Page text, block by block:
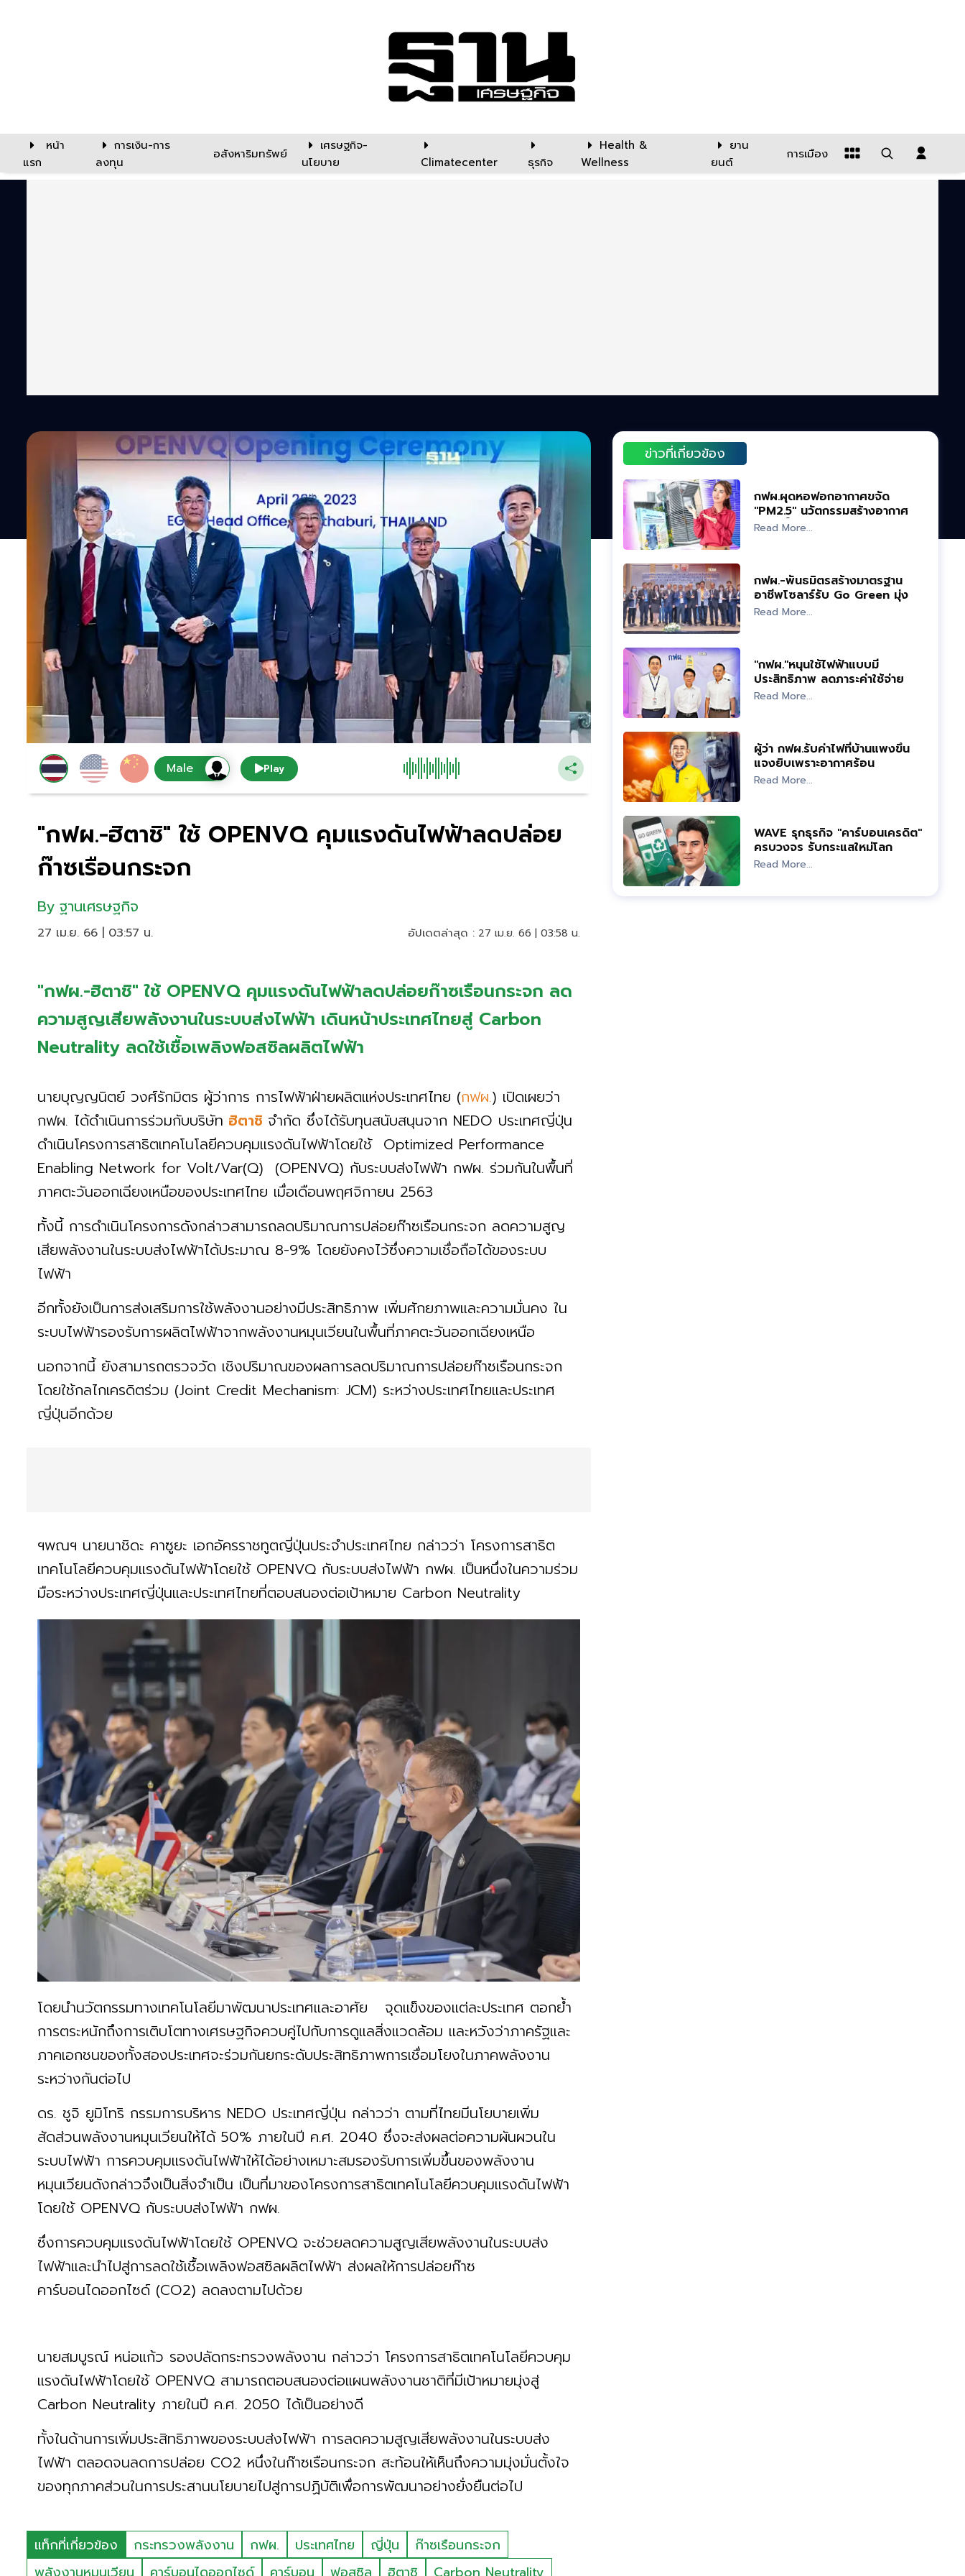
หน้า
แรก
การเงิน-การ
ลงทุน
อสังหาริมทรัพย์
เศรษฐกิจ-
นโยบาย
Climatecenter ธุรกิจ
Health &
Wellness
ยาน
ยนต์
การเมือง
Play
"กฟผ.-ฮิตาชิ" ใช้ OPENVQ คุมแรงดันไฟฟ้าลดปล่อย
ก๊าซเรือนกระจก
By ฐานเศรษฐกิจ
27 เม.ย. 66 | 03:57 น. อัปเดตล่าสุด : 27 เม.ย. 66 | 03:58 น.
"กฟผ.-ฮิตาชิ" ใช้ OPENVQ คุมแรงดันไฟฟ้าลดปล่อยก๊าซเรือนกระจก ลด
ความสูญเสียพลังงานในระบบส่งไฟฟ้า เดินหน้าประเทศไทยสู่ Carbon
Neutrality ลดใช้เชื้อเพลิงฟอสซิลผลิตไฟฟ้า
นายบุญญนิตย์ วงศ์รักมิตร ผู้ว่าการ การไฟฟ้าฝ่ายผลิตแห่งประเทศไทย (กฟผ.) เปิดเผยว่า
กฟผ. ได้ดำเนินการร่วมกับบริษัท ฮิตาชิ จำกัด ซึ่งได้รับทุนสนับสนุนจาก NEDO ประเทศญี่ปุ่น
ดำเนินโครงการสาธิตเทคโนโลยีควบคุมแรงดันไฟฟ้าโดยใช้ Optimized Performance
Enabling Network for Volt/Var(Q) (OPENVQ) กับระบบส่งไฟฟ้า กฟผ. ร่วมกันในพื้นที่
ภาคตะวันออกเฉียงเหนือของประเทศไทย เมื่อเดือนพฤศจิกายน 2563
ทั้งนี้ การดำเนินโครงการดังกล่าวสามารถลดปริมาณการปล่อยก๊าซเรือนกระจก ลดความสูญ
เสียพลังงานในระบบส่งไฟฟ้าได้ประมาณ 8-9% โดยยังคงไว้ซึ่งความเชื่อถือได้ของระบบ
ไฟฟ้า
อีกทั้งยังเป็นการส่งเสริมการใช้พลังงานอย่างมีประสิทธิภาพ เพิ่มศักยภาพและความมั่นคง ใน
ระบบไฟฟ้ารองรับการผลิตไฟฟ้าจากพลังงานหมุนเวียนในพื้นที่ภาคตะวันออกเฉียงเหนือ
นอกจากนี้ ยังสามารถตรวจวัด เชิงปริมาณของผลการลดปริมาณการปล่อยก๊าซเรือนกระจก
โดยใช้กลไกเครดิตร่วม (Joint Credit Mechanism: JCM) ระหว่างประเทศไทยและประเทศ
ญี่ปุ่นอีกด้วย
ฯพณฯ นายนาชิดะ คาซูยะ เอกอัครราชทูตญี่ปุ่นประจำประเทศไทย กล่าวว่า โครงการสาธิต
เทคโนโลยีควบคุมแรงดันไฟฟ้าโดยใช้ OPENVQ กับระบบส่งไฟฟ้า กฟผ. เป็นหนึ่งในความร่วม
มือระหว่างประเทศญี่ปุ่นและประเทศไทยที่ตอบสนองต่อเป้าหมาย Carbon Neutrality
โดยนำนวัตกรรมทางเทคโนโลยีมาพัฒนาประเทศและอาศัย จุดแข็งของแต่ละประเทศ ตอกย้ำ
การตระหนักถึงการเติบโตทางเศรษฐกิจควบคู่ไปกับการดูแลสิ่งแวดล้อม และหวังว่าภาครัฐและ
ภาคเอกชนของทั้งสองประเทศจะร่วมกันยกระดับประสิทธิภาพการเชื่อมโยงในภาคพลังงาน
ระหว่างกันต่อไป
ดร. ชูจิ ยูมิโทริ กรรมการบริหาร NEDO ประเทศญี่ปุ่น กล่าวว่า ตามที่ไทยมีนโยบายเพิ่ม
สัดส่วนพลังงานหมุนเวียนให้ได้ 50% ภายในปี ค.ศ. 2040 ซึ่งจะส่งผลต่อความผันผวนใน
ระบบไฟฟ้า การควบคุมแรงดันไฟฟ้าให้ได้อย่างเหมาะสมรองรับการเพิ่มขึ้นของพลังงาน
หมุนเวียนดังกล่าวจึงเป็นสิ่งจำเป็น เป็นที่มาของโครงการสาธิตเทคโนโลยีควบคุมแรงดันไฟฟ้า
โดยใช้ OPENVQ กับระบบส่งไฟฟ้า กฟผ.
ซึ่งการควบคุมแรงดันไฟฟ้าโดยใช้ OPENVQ จะช่วยลดความสูญเสียพลังงานในระบบส่ง
ไฟฟ้าและนำไปสู่การลดใช้เชื้อเพลิงฟอสซิลผลิตไฟฟ้า ส่งผลให้การปล่อยก๊าซ
คาร์บอนไดออกไซด์ (CO2) ลดลงตามไปด้วย
นายสมบูรณ์ หน่อแก้ว รองปลัดกระทรวงพลังงาน กล่าวว่า โครงการสาธิตเทคโนโลยีควบคุม
แรงดันไฟฟ้าโดยใช้ OPENVQ สามารถตอบสนองต่อแผนพลังงานชาติที่มีเป้าหมายมุ่งสู่
Carbon Neutrality ภายในปี ค.ศ. 2050 ได้เป็นอย่างดี
ทั้งในด้านการเพิ่มประสิทธิภาพของระบบส่งไฟฟ้า การลดความสูญเสียพลังงานในระบบส่ง
ไฟฟ้า ตลอดจนลดการปล่อย CO2 หนึ่งในก๊าซเรือนกระจก สะท้อนให้เห็นถึงความมุ่งมั่นตั้งใจ
ของทุกภาคส่วนในการประสานนโยบายไปสู่การปฏิบัติเพื่อการพัฒนาอย่างยั่งยืนต่อไป
แท็กที่เกี่ยวข้อง กระทรวงพลังงาน กฟผ. ประเทศไทย ญี่ปุ่น
ก๊าซเรือนกระจก
ข่าวที่เกี่ยวข้อง
กฟผ.ผุดหอฟอกอากาศขจัด
"PM2.5" นวัตกรรมสร้างอากาศ
บริสุทธิ์
Read More...
กฟผ.-พันธมิตรสร้างมาตรฐาน
อาชีพโซลาร์รับ Go Green มุ่ง
"Net Zero"
Read More...
"กฟผ."หนุนใช้ไฟฟ้าแบบมี
ประสิทธิภาพ ลดภาระค่าใช้จ่าย
Read More...
ผู้ว่า กฟผ.รับค่าไฟที่บ้านแพงขึ้น
แจงยิบเพราะอากาศร้อน
Read More...
WAVE รุกธุรกิจ "คาร์บอนเครดิต"
ครบวงจร รับกระแสใหม่โลก
Read More...